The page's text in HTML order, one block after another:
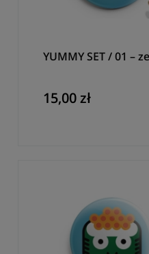
YUMMY SET / 01 –
15,00 zł